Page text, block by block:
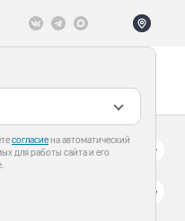
согласиена автоматический
для работы сайта и его